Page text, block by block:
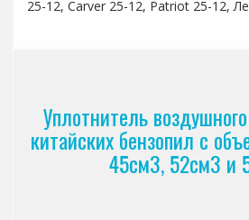
25-12, Carver 25-12, Patriot 25-12,
Уплотнитель
китайских бензопил с
45см3, 52см3 и